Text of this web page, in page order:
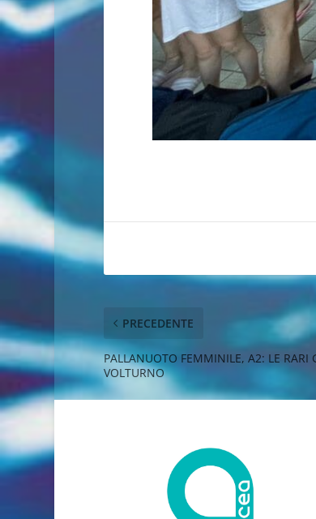
PRECEDENTE
PALLANUOTO FEMMINILE, A2: LE RARI
VOLTURNO